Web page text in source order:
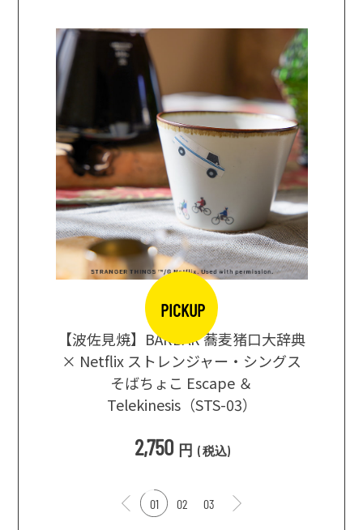
PICKUP
【波佐見焼】BARBAR 蕎麦猪口大辞典
× Netflix ストレンジャー・シングス
そばちょこ Escape ＆
Telekinesis（STS-03）
2,750 円 (税込)
01 02 03